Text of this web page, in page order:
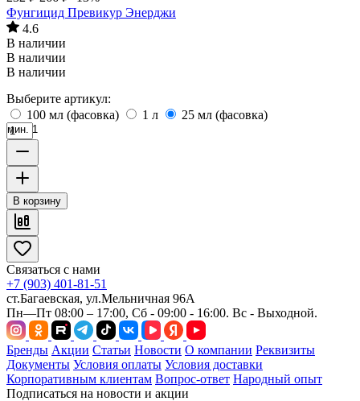
Фунгицид Превикур Энерджи
4.6
В наличии
В наличии
В наличии
Выберите артикул:
100 мл (фасовка)
1 л 25 мл (фасовка)
мин. 1
В корзину
Связаться с нами
+7 (903) 401-81-51
ст.Багаевская, ул.Мельничная 96А
Пн—Пт 08:00 – 17:00, Сб - 09:00 - 16:00. Вс - Выходной.
Бренды Акции Статьи Новости О компании Реквизиты
Документы Условия оплаты Условия доставки
Корпоративным клиентам Вопрос-ответ Народный опыт
Подписаться на новости и акции